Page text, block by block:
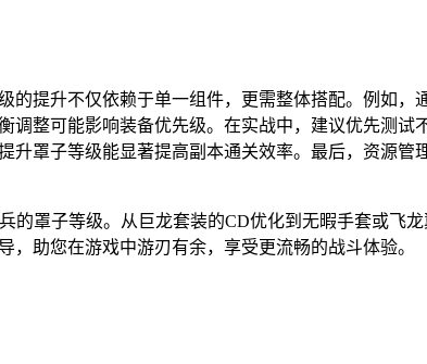
的提升不仅依赖于单一组件，更需整体搭配。例如
整可能影响装备优先级。在实战中，建议优先测试
升罩子等级能显著提高副本通关效率。最后，资源
的罩子等级。从巨龙套装的CD优化到无暇手套或飞
助您在游戏中游刃有余，享受更流畅的战斗体验。